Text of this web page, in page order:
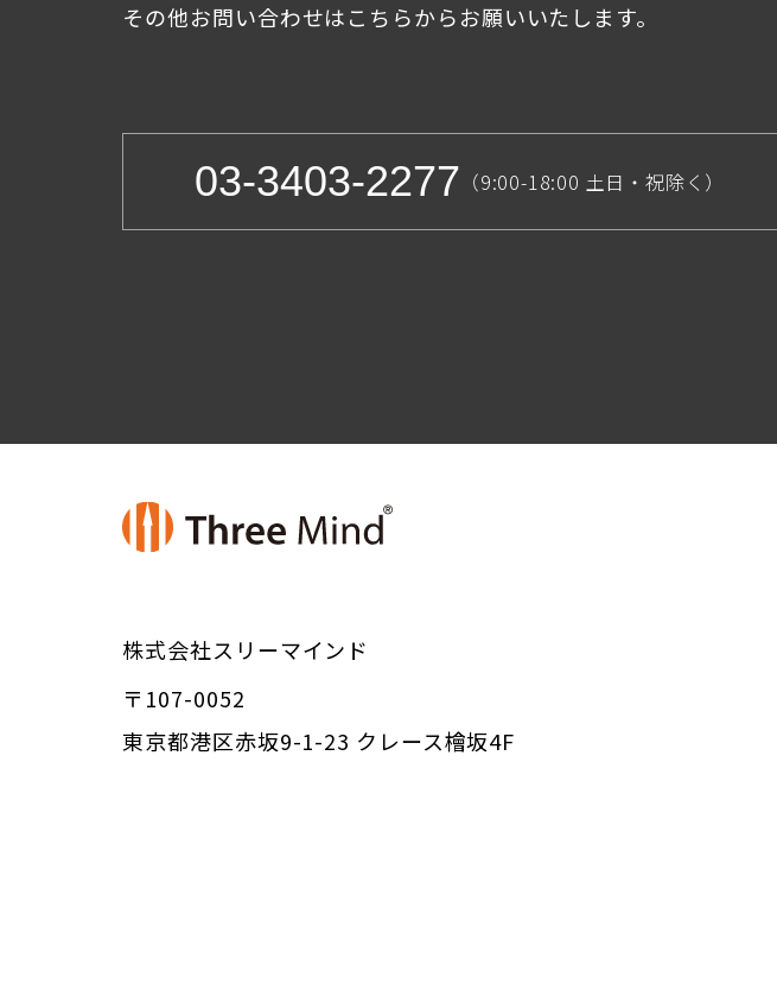
その他お問い合わせはこちらからお願いいたします。
03-3403-2277 （9:00-18:00 土日・祝除く）
株式会社スリーマインド
〒107-0052
東京都港区赤坂9-1-23 クレース檜坂4F